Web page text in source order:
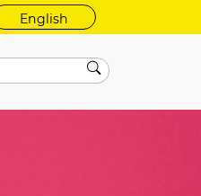
English